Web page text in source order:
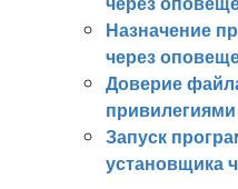
Назначение
через
Доверие
Запуск
установщика